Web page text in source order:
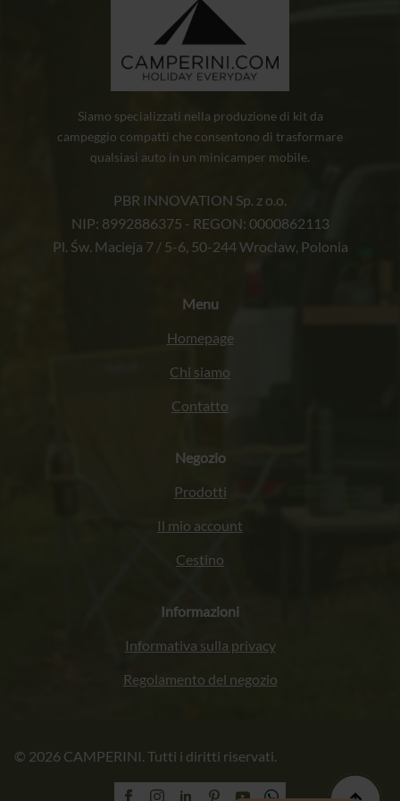
Siamo specializzati nella produzione di kit da
campeggio compatti che consentono di trasformare
qualsiasi auto in un minicamper mobile.
PBR INNOVATION Sp. z o.o.
NIP: 8992886375 - REGON: 0000862113
Pl. Św. Macieja 7 / 5-6, 50-244 Wrocław, Polonia
Menu
Homepage
Chi siamo
Contatto
Negozio
Prodotti
Il mio account
Cestino
Informazioni
Informativa sulla privacy
Regolamento del negozio
© 2026 CAMPERINI. Tutti i diritti riservati.
English (UK)
Deutsch
Français